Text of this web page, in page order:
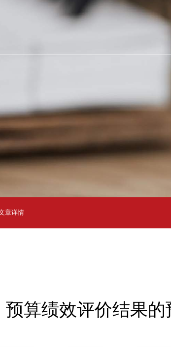
章详情
预算绩效评价结果